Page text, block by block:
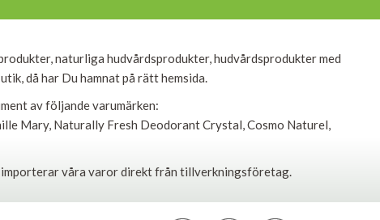
naturliga hudvårdsprodukter, hudvårdsprodukter med
då har Du hamnat på rätt hemsida.
av följande varumärken:
Mary, Naturally Fresh Deodorant Crystal, Cosmo Naturel,
våra varor direkt från tillverkningsföretag.